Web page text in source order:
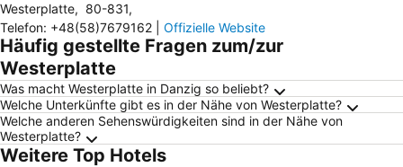
Westerplatte, 80-831,
Telefon: +48(58)7679162 Offizielle Website
Häufig gestellte Fragen zum/zur
Westerplatte
Was macht Westerplatte in Danzig so beliebt?
Welche Unterkünfte gibt es in der Nähe von Westerplatte?
Welche anderen Sehenswürdigkeiten sind in der Nähe von
Westerplatte?
Weitere Top Hotels